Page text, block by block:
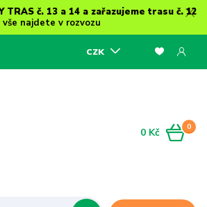
TRAS č. 13 a 14 a zařazujeme trasu č. 12
vše najdete v rozvozu
CZK
0
0 Kč